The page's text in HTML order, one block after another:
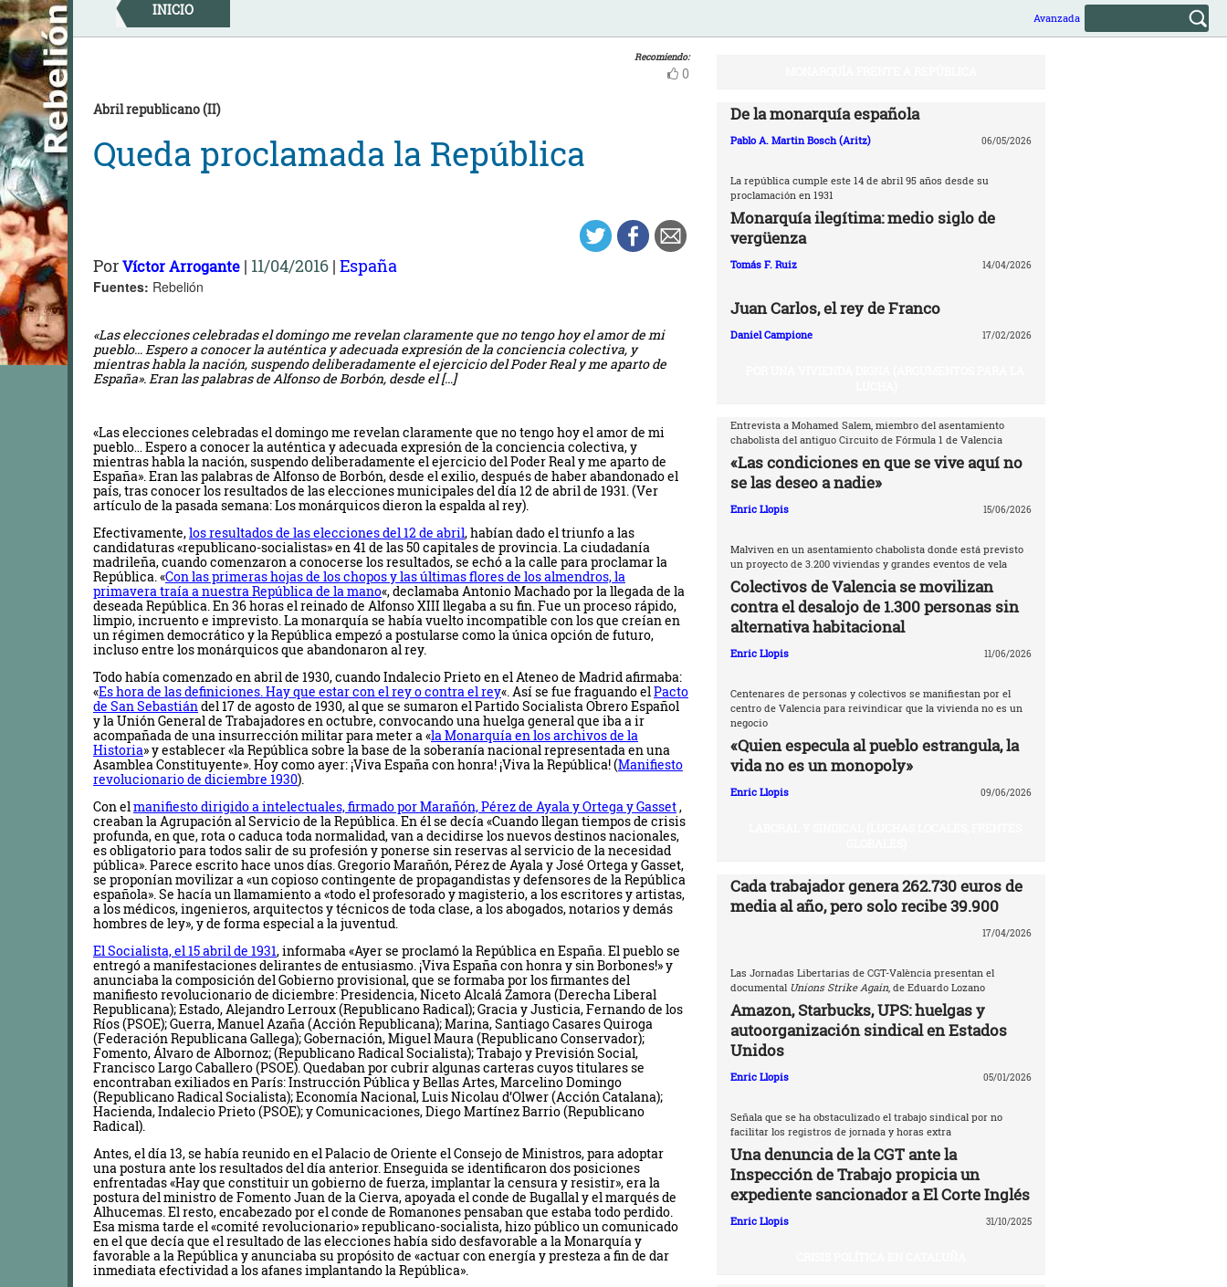
Skip
to
content
INICIO Avanzada
Recomiendo:
0
Abril republicano (II)
Queda proclamada la República
PorVíctor Arrogante | 11/04/2016 | España
Fuentes: Rebelión
«Las elecciones celebradas el domingo me revelan claramente que no tengo hoy el amor de mi
pueblo… Espero a conocer la auténtica y adecuada expresión de la conciencia colectiva, y
mientras habla la nación, suspendo deliberadamente el ejercicio del Poder Real y me aparto de
España». Eran las palabras de Alfonso de Borbón, desde el […]
«Las elecciones celebradas el domingo me revelan claramente que no tengo hoy el amor de mi
pueblo… Espero a conocer la auténtica y adecuada expresión de la conciencia colectiva, y
mientras habla la nación, suspendo deliberadamente el ejercicio del Poder Real y me aparto de
España». Eran las palabras de Alfonso de Borbón, desde el exilio, después de haber abandonado el
país, tras conocer los resultados de las elecciones municipales del día 12 de abril de 1931. (Ver
artículo de la pasada semana: Los monárquicos dieron la espalda al rey).
Efectivamente,los resultados de las elecciones del 12 de abril, habían dado el triunfo a las
candidaturas «republicano-socialistas» en 41 de las 50 capitales de provincia. La ciudadanía
madrileña, cuando comenzaron a conocerse los resultados, se echó a la calle para proclamar la
República. «Con las primeras hojas de los chopos y las últimas flores de los almendros, la
primavera traía a nuestra República de la mano«, declamaba Antonio Machado por la llegada de la
deseada República. En 36 horas el reinado de Alfonso XIII llegaba a su fin. Fue un proceso rápido,
limpio, incruento e imprevisto. La monarquía se había vuelto incompatible con los que creían en
un régimen democrático y la República empezó a postularse como la única opción de futuro,
incluso entre los monárquicos que abandonaron al rey.
Todo había comenzado en abril de 1930, cuando Indalecio Prieto en el Ateneo de Madrid afirmaba:
«Es hora de las definiciones. Hay que estar con el rey o contra el rey«. Así se fue fraguando elPacto
de San Sebastiándel 17 de agosto de 1930, al que se sumaron el Partido Socialista Obrero Español
y la Unión General de Trabajadores en octubre, convocando una huelga general que iba a ir
acompañada de una insurrección militar para meter a «la Monarquía en los archivos de la
Historia» y establecer «la República sobre la base de la soberanía nacional representada en una
Asamblea Constituyente». Hoy como ayer: ¡Viva España con honra! ¡Viva la República! (Manifiesto
revolucionario de diciembre 1930).
Con elmanifiesto dirigido a intelectuales, firmado por Marañón, Pérez de Ayala y Ortega y Gasset,
creaban la Agrupación al Servicio de la República. En él se decía «Cuando llegan tiempos de crisis
profunda, en que, rota o caduca toda normalidad, van a decidirse los nuevos destinos nacionales,
es obligatorio para todos salir de su profesión y ponerse sin reservas al servicio de la necesidad
pública». Parece escrito hace unos días. Gregorio Marañón, Pérez de Ayala y José Ortega y Gasset,
se proponían movilizar a «un copioso contingente de propagandistas y defensores de la Re­pública
española». Se hacía un llamamiento a «todo el profesorado y magisterio, a los escritores y artistas,
a los médicos, ingenieros, arquitectos y técnicos de toda clase, a los abogados, notarios y demás
hombres de ley», y de forma especial a la juventud.
El Socialista, el 15 abril de 1931, informaba «Ayer se proclamó la República en España. El pueblo se
entregó a manifestaciones delirantes de entusiasmo. ¡Viva España con honra y sin Borbones!» y
anunciaba la composición del Gobierno provisional, que se formaba por los firmantes del
manifiesto revolucionario de diciembre: Presidencia, Niceto Alcalá Zamora (Derecha Liberal
Republicana); Estado, Alejandro Lerroux (Republicano Radical); Gracia y Justicia, Fernando de los
Ríos (PSOE); Guerra, Manuel Azaña (Acción Republicana); Marina, Santiago Casares Quiroga
(Federación Republicana Gallega); Gobernación, Miguel Maura (Republicano Conservador);
Fomento, Álvaro de Albornoz; (Republicano Radical Socialista); Trabajo y Previsión Social,
Francisco Largo Caballero (PSOE). Quedaban por cubrir algunas carteras cuyos titulares se
encontraban exiliados en París: Instrucción Pública y Bellas Artes, Marcelino Domingo
(Republicano Radical Socialista); Economía Nacional, Luis Nicolau d’Olwer (Acción Catalana);
Hacienda, Indalecio Prieto (PSOE); y Comunicaciones, Diego Martínez Barrio (Republicano
Radical).
Antes, el día 13, se había reunido en el Palacio de Oriente el Consejo de Ministros, para adoptar
una postura ante los resultados del día anterior. Enseguida se identificaron dos posiciones
enfrentadas «Hay que constituir un gobierno de fuerza, implantar la censura y resistir», era la
postura del ministro de Fomento Juan de la Cierva, apoyada el conde de Bugallal y el marqués de
Alhucemas. El resto, encabezado por el conde de Romanones pensaban que estaba todo perdido.
Esa misma tarde el «comité revolucionario» republicano-socialista, hizo público un comunicado
en el que decía que el resultado de las elecciones había sido desfavorable a la Monarquía y
favorable a la República y anunciaba su propósito de «actuar con energía y presteza a fin de dar
inmediata efectividad a los afanes implantando la República».
De la monarquía española
Pablo A. Martin Bosch (Aritz) 06/05/2026
La república cumple este 14 de abril 95 años desde su
proclamación en 1931
Monarquía ilegítima: medio siglo de
vergüenza
Tomás F. Ruiz 14/04/2026
Juan Carlos, el rey de Franco
Daniel Campione 17/02/2026
Entrevista a Mohamed Salem, miembro del asentamiento
chabolista del antiguo Circuito de Fórmula 1 de Valencia
«Las condiciones en que se vive aquí no
se las deseo a nadie»
Enric Llopis 15/06/2026
Malviven en un asentamiento chabolista donde está previsto
un proyecto de 3.200 viviendas y grandes eventos de vela
Colectivos de Valencia se movilizan
contra el desalojo de 1.300 personas sin
alternativa habitacional
Enric Llopis 11/06/2026
Centenares de personas y colectivos se manifiestan por el
centro de Valencia para reivindicar que la vivienda no es un
negocio
«Quien especula al pueblo estrangula, la
vida no es un monopoly»
Enric Llopis 09/06/2026
Cada trabajador genera 262.730 euros de
media al año, pero solo recibe 39.900
17/04/2026
Las Jornadas Libertarias de CGT-València presentan el
documental Unions Strike Again, de Eduardo Lozano
Amazon, Starbucks, UPS: huelgas y
autoorganización sindical en Estados
Unidos
Enric Llopis 05/01/2026
Señala que se ha obstaculizado el trabajo sindical por no
facilitar los registros de jornada y horas extra
Una denuncia de la CGT ante la
Inspección de Trabajo propicia un
expediente sancionador a El Corte Inglés
Enric Llopis 31/10/2025